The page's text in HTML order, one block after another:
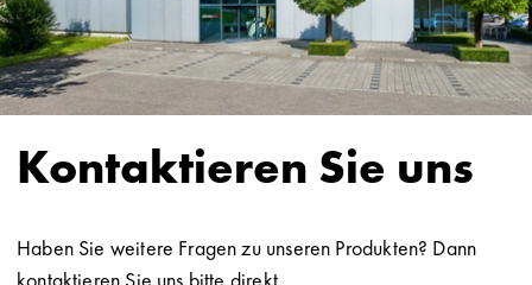
Kontaktieren Sie uns
Haben Sie weitere Fragen zu unseren Produkten? Dann
kontaktieren Sie uns bitte direkt.